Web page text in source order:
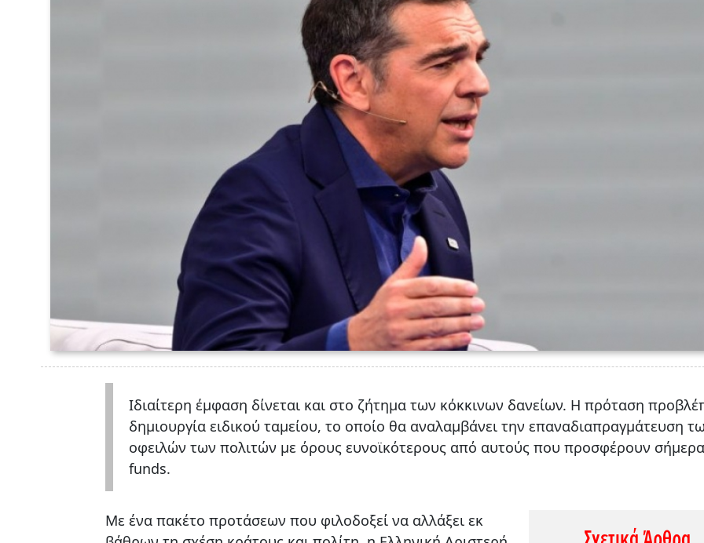
Ιδιαίτερη έμφαση δίνεται και στο ζήτημα των κόκκινων δανείων. Η πρόταση
δημιουργία ειδικού ταμείου, το οποίο θα αναλαμβάνει την επαναδιαπραγμάτευση
οφειλών των πολιτών με όρους ευνοϊκότερους από αυτούς που προσφέρουν
funds.
Με ένα πακέτο προτάσεων που φιλοδοξεί να αλλάξει εκ